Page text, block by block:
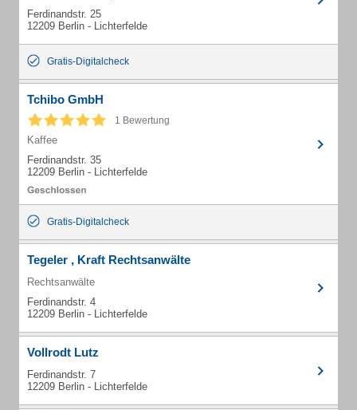
Ferdinandstr. 25
12209 Berlin - Lichterfelde
Gratis-Digitalcheck
Tchibo GmbH
1 Bewertung
Kaffee
Ferdinandstr. 35
12209 Berlin - Lichterfelde
Gratis-Digitalcheck
Tegeler , Kraft Rechtsanwälte
Rechtsanwälte
Ferdinandstr. 4
12209 Berlin - Lichterfelde
Vollrodt Lutz
Ferdinandstr. 7
12209 Berlin - Lichterfelde